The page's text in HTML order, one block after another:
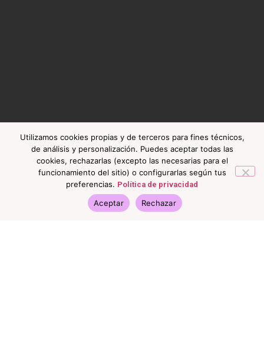
Utilizamos cookies propias y de terceros para fines técnicos,
de análisis y personalización. Puedes aceptar todas las
cookies, rechazarlas (excepto las necesarias para el
funcionamiento del sitio) o configurarlas según tus
preferencias. Política de privacidad
Aceptar Rechazar